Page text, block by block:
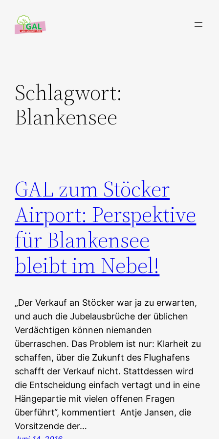
Inhalt
springen
Schlagwort:
Blankensee
GAL zum Stöcker
Airport: Perspektive
für Blankensee
bleibt im Nebel!
„Der Verkauf an Stöcker war ja zu erwarten,
und auch die Jubelausbrüche der üblichen
Verdächtigen können niemanden
überraschen. Das Problem ist nur: Klarheit zu
schaffen, über die Zukunft des Flughafens
schafft der Verkauf nicht. Stattdessen wird
die Entscheidung einfach vertagt und in eine
Hängepartie mit vielen offenen Fragen
überführt“, kommentiert Antje Jansen, die
Vorsitzende der…